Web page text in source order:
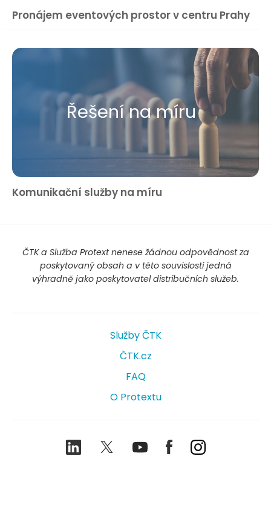
Pronájem eventových prostor v centru Prahy
Řešení na míru
Komunikační služby na míru
ČTK a Služba Protext nenese žádnou odpovědnost za
poskytovaný obsah a v této souvislosti jedná
výhradně jako poskytovatel distribučních služeb.
Služby ČTK
ČTK.cz
FAQ
O Protextu
LinkedIn TwitterYoutubeFacebookInstagram